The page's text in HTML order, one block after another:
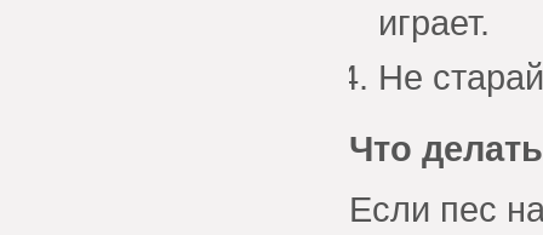
играет.
Не
Что
Если пес